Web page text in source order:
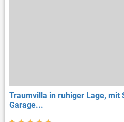
Traumvilla in ruhiger Lage, mit
Garage...